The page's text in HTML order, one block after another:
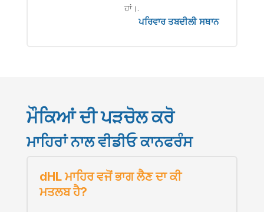
ਹਾਂ।.
ਪਰਿਵਾਰ ਤਬਦੀਲੀ ਸਥਾਨ
ਮੌਕਿਆਂ ਦੀ ਪੜਚੋਲ ਕਰੋ
ਮਾਹਿਰਾਂ ਨਾਲ ਵੀਡੀਓ ਕਾਨਫਰੰਸ
dHL ਮਾਹਿਰ ਵਜੋਂ ਭਾਗ ਲੈਣ ਦਾ ਕੀ
ਮਤਲਬ ਹੈ?